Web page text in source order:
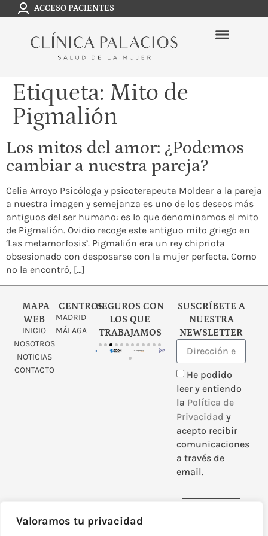
Valoramos tu privacidad
ACCESO PACIENTES
Etiqueta: Mito de
Pigmalión
Los mitos del amor: ¿Podemos
cambiar a nuestra pareja?
Celia Arroyo Psicóloga y psicoterapeuta Moldear a la pareja
a nuestra imagen y semejanza es uno de los deseos más
antiguos del ser humano: es lo que denominamos el mito
de Pigmalión. Ovidio recoge este antiguo mito griego en
‘Las metamorfosis’. Pigmalión era un rey chipriota
obsesionado con desposarse con la mujer perfecta. Como
no la encontró, […]
MAPA
WEB
INICIO
NOSOTROS
NOTICIAS
CONTACTO
CENTROS
MADRID
MÁLAGA
SEGUROS CON
LOS QUE
TRABAJAMOS
SUSCRÍBETE A
NUESTRA
NEWSLETTER
He podido
leer y entiendo
la Política de
Privacidad y
acepto recibir
comunicaciones
a través de
email.